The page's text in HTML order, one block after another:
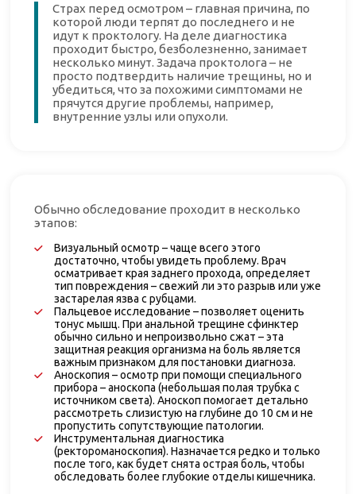
Страх перед осмотром – главная причина, по
которой люди терпят до последнего и не
идут к проктологу. На деле диагностика
проходит быстро, безболезненно, занимает
несколько минут. Задача проктолога – не
просто подтвердить наличие трещины, но и
убедиться, что за похожими симптомами не
прячутся другие проблемы, например,
внутренние узлы или опухоли.
Обычно обследование проходит в несколько
этапов:
Визуальный осмотр – чаще всего этого
достаточно, чтобы увидеть проблему. Врач
осматривает края заднего прохода, определяет
тип повреждения – свежий ли это разрыв или уже
застарелая язва с рубцами.
Пальцевое исследование – позволяет оценить
тонус мышц. При анальной трещине сфинктер
обычно сильно и непроизвольно сжат – эта
защитная реакция организма на боль является
важным признаком для постановки диагноза.
Аноскопия – осмотр при помощи специального
прибора – аноскопа (небольшая полая трубка с
источником света). Аноскоп помогает детально
рассмотреть слизистую на глубине до 10 см и не
пропустить сопутствующие патологии.
Инструментальная диагностика
(ректороманоскопия). Назначается редко и только
после того, как будет снята острая боль, чтобы
обследовать более глубокие отделы кишечника.